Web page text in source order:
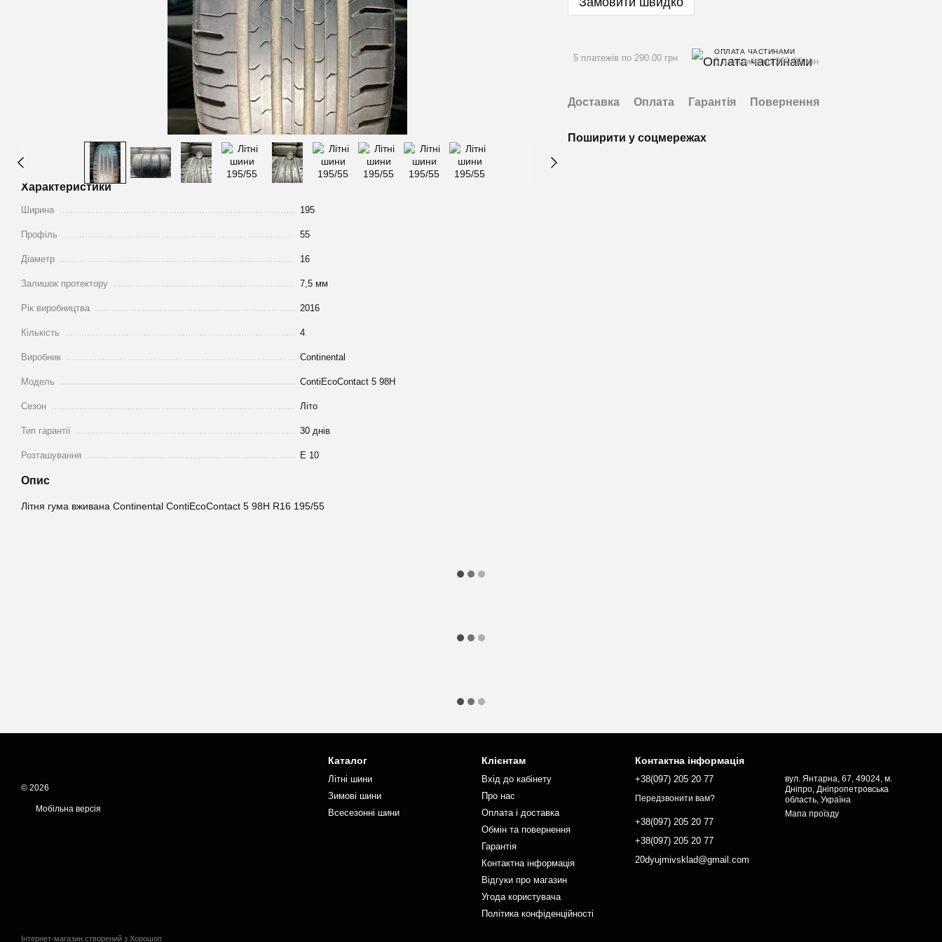
Характеристики
Ширина 195
Профіль 55
Діаметр 16
Залишок протектору 7,5 мм
Рік виробництва 2016
Кількість 4
Виробник Continental
Модель ContiEcoContact 5 98H
Сезон Літо
Тип гарантії 30 днів
Розташування Е 10
5 платежів по 290.00 грн
ОПЛАТА ЧАСТИНАМИ
5 платежів по 290.00 грн
Доставка Оплата Гарантія Повернення
Поширити у соцмережах
Опис
Літня гума вживана Continental ContiEcoContact 5 98H R16 195/55
© 2026
Мобільна версія
Інтернет-магазин створений з Хорошоп
Каталог
Літні шини
Зимові шини
Всесезонні шини
Клієнтам
Вхід до кабінету
Про нас
Оплата і доставка
Обмін та повернення
Гарантія
Контактна інформація
Відгуки про магазин
Угода користувача
Політика конфіденційності
Контактна інформація
+38(097) 205 20 77
Передзвонити вам?
+38(097) 205 20 77
+38(097) 205 20 77
20dyujmivsklad@gmail.com
вул. Янтарна, 67, 49024, м.
Дніпро, Дніпропетровська
область, Україна
Мапа проїзду